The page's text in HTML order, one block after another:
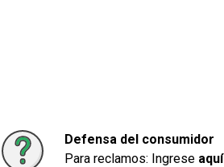
Defensa del consumidor
Para reclamos: Ingrese aquí